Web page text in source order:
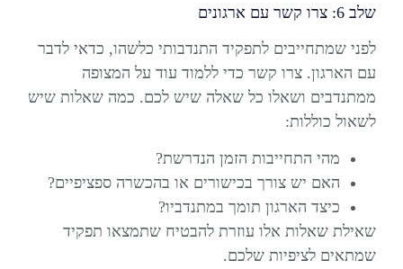
שלב 6: צרו קשר עם ארגונים
לפני שמתחייבים לתפקיד התנדבותי כלשהו, כדאי לדבר
עם הארגון. צרו קשר כדי ללמוד עוד על המצופה
ממתנדבים ושאלו כל שאלה שיש לכם. כמה שאלות שיש
לשאול כוללות:
מהי התחייבות הזמן הנדרשת?
האם יש צורך בכישורים או בהכשרה ספציפיים?
כיצד הארגון תומך במתנדביו?
שאילת שאלות אלו עוזרת להבטיח שתמצאו תפקיד
שמתאים לציפיות שלכם.